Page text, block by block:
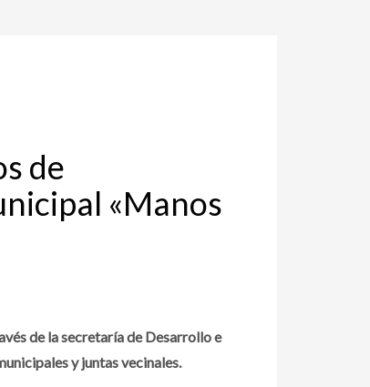
de
«Manos
de la secretaría de Desarrollo e
y juntas vecinales.